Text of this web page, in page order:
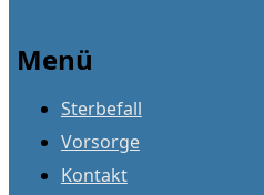
Menü
Sterbefall
Vorsorge
Kontakt